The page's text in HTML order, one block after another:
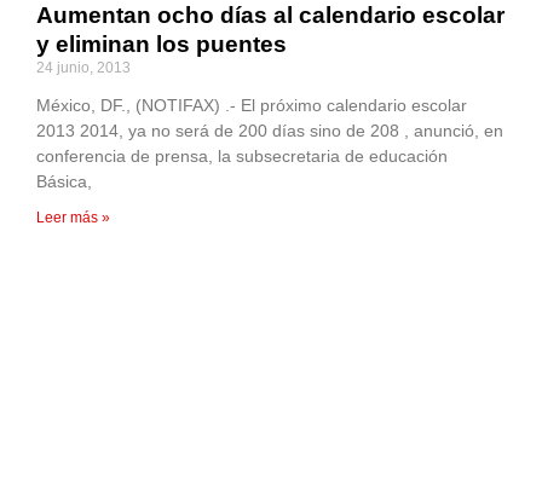
Aumentan ocho días al calendario escolar
y eliminan los puentes
24 junio, 2013
México, DF., (NOTIFAX) .- El próximo calendario escolar
2013 2014, ya no será de 200 días sino de 208 , anunció, en
conferencia de prensa, la subsecretaria de educación
Básica,
Leer más »